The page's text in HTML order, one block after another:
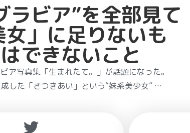
ラビア”を全部見て
」に足りないも
できないこと
ア写真集「生まれたて。」が話題になった。
した「さつきあい」という“妹系美少女” …